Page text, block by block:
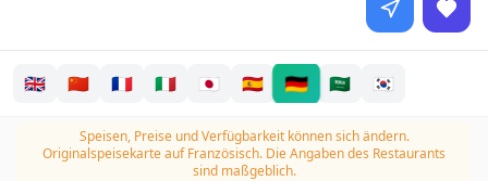
🇬🇧 🇨🇳 🇫🇷 🇮🇹 🇯🇵 🇪🇸 🇩🇪 🇸🇦 🇰🇷
Speisen, Preise und Verfügbarkeit können sich ändern.
Originalspeisekarte auf Französisch. Die Angaben des Restaurants
sind maßgeblich.